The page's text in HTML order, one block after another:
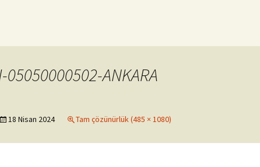
05050000502-ANKARA
18 Nisan 2024 Tam çözünürlük (485 × 1080)